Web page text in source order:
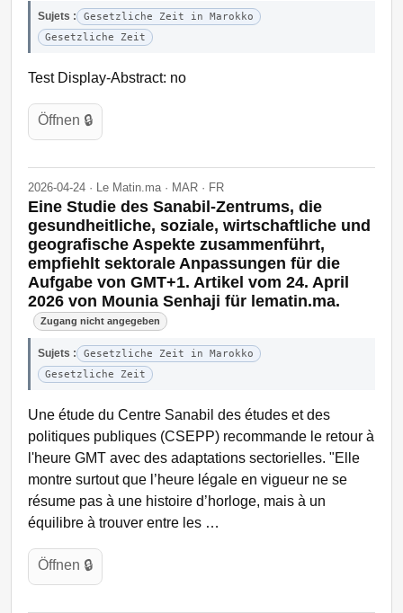
Sujets :
Gesetzliche Zeit in Marokko
Gesetzliche Zeit
Test Display-Abstract: no
Öffnen 🔒
2026-04-24 · Le Matin.ma · MAR · FR
Eine Studie des Sanabil-Zentrums, die
gesundheitliche, soziale, wirtschaftliche und
geografische Aspekte zusammenführt,
empfiehlt sektorale Anpassungen für die
Aufgabe von GMT+1. Artikel vom 24. April
2026 von Mounia Senhaji für lematin.ma.
Zugang nicht angegeben
Sujets :
Gesetzliche Zeit in Marokko
Gesetzliche Zeit
Une étude du Centre Sanabil des études et des
politiques publiques (CSEPP) recommande le retour à
l'heure GMT avec des adaptations sectorielles. "Elle
montre surtout que l’heure légale en vigueur ne se
résume pas à une histoire d’horloge, mais à un
équilibre à trouver entre les …
Öffnen 🔒